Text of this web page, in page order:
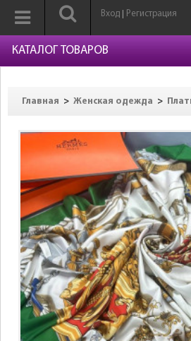
Вход Регистрация
КАТАЛОГ ТОВАРОВ
Главная > Женская одежда >